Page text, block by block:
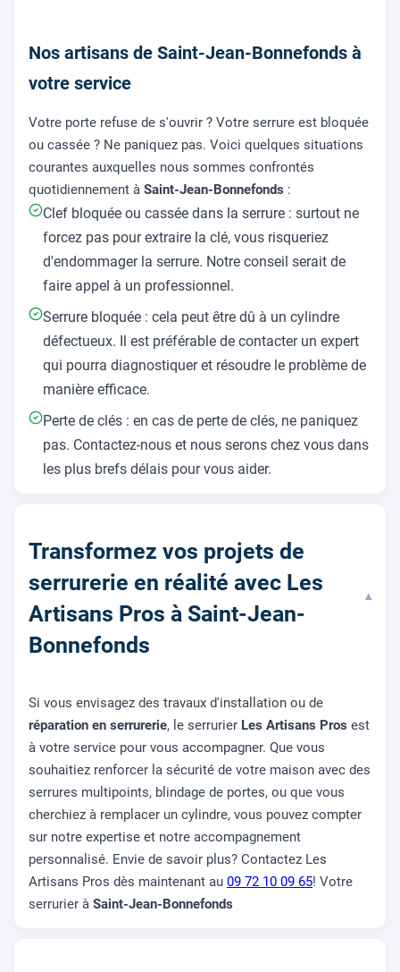
Nos artisans de Saint-Jean-Bonnefonds à
votre service
Votre porte refuse de s'ouvrir ? Votre serrure est bloquée
ou cassée ? Ne paniquez pas. Voici quelques situations
courantes auxquelles nous sommes confrontés
quotidiennement à Saint-Jean-Bonnefonds :
Clef bloquée ou cassée dans la serrure : surtout ne
forcez pas pour extraire la clé, vous risqueriez
d'endommager la serrure. Notre conseil serait de
faire appel à un professionnel.
Serrure bloquée : cela peut être dû à un cylindre
défectueux. Il est préférable de contacter un expert
qui pourra diagnostiquer et résoudre le problème de
manière efficace.
Perte de clés : en cas de perte de clés, ne paniquez
pas. Contactez-nous et nous serons chez vous dans
les plus brefs délais pour vous aider.
Transformez vos projets de
serrurerie en réalité avec Les
Artisans Pros à Saint-Jean-
Bonnefonds
▾
Si vous envisagez des travaux d'installation ou de
réparation en serrurerie, le serrurier Les Artisans Pros est
à votre service pour vous accompagner. Que vous
souhaitiez renforcer la sécurité de votre maison avec des
serrures multipoints, blindage de portes, ou que vous
cherchiez à remplacer un cylindre, vous pouvez compter
sur notre expertise et notre accompagnement
personnalisé. Envie de savoir plus? Contactez Les
Artisans Pros dès maintenant au 09 72 10 09 65! Votre
serrurier à Saint-Jean-Bonnefonds